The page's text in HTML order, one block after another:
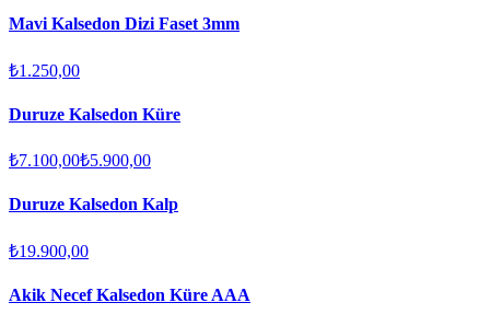
Mavi Kalsedon Dizi Faset 3mm
₺1.250,00
Duruze Kalsedon Küre
₺7.100,00₺5.900,00
Duruze Kalsedon Kalp
₺19.900,00
Akik Necef Kalsedon Küre AAA